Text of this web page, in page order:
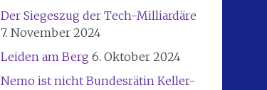
Der Siegeszug der Tech-Milliardäre
7. November 2024
Leiden am Berg 6. Oktober 2024
Nemo ist nicht Bundesrätin Keller-